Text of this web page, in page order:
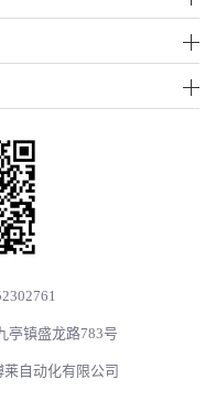
亭镇盛龙路783号
自动化有限公司